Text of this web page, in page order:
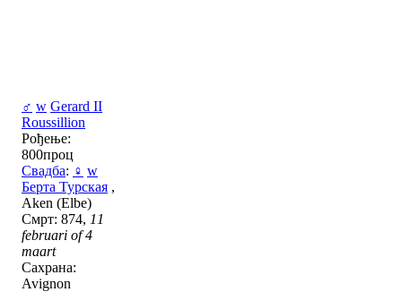
♂ w Gerard II
Roussillion
Рођење:
800проц
Свадба: ♀ w
Берта Турская ,
Aken (Elbe)
Смрт: 874, 11
februari of 4
maart
Сахрана:
Avignon